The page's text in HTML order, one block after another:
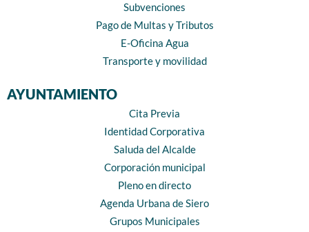
Subvenciones
Pago de Multas y Tributos
E-Oficina Agua
Transporte y movilidad
AYUNTAMIENTO
Cita Previa
Identidad Corporativa
Saluda del Alcalde
Corporación municipal
Pleno en directo
Agenda Urbana de Siero
Grupos Municipales